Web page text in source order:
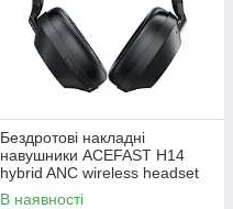
Бездротові накладні
навушники ACEFAST H14
hybrid ANC wireless headset
Black
В наявності